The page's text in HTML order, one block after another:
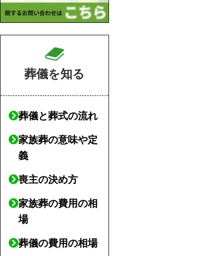
葬儀を知る
葬儀と葬式の流れ
家族葬の意味や定
義
喪主の決め方
家族葬の費用の相
場
葬儀の費用の相場